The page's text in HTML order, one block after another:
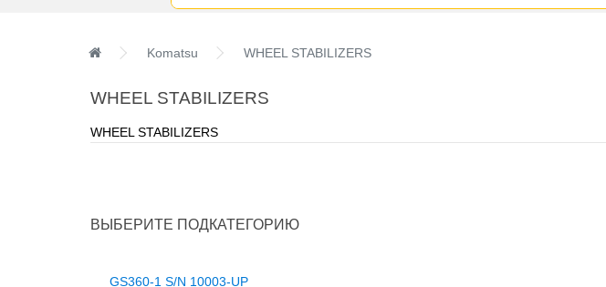
Komatsu WHEEL STABILIZERS
WHEEL STABILIZERS
WHEEL STABILIZERS
ВЫБЕРИТЕ ПОДКАТЕГОРИЮ
GS360-1 S/N 10003-UP